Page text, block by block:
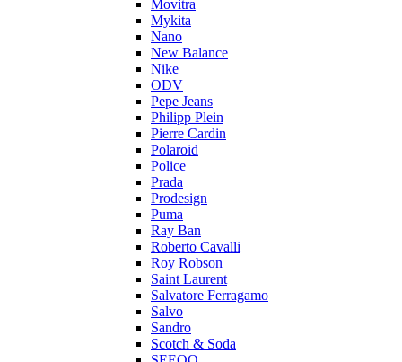
Movitra
Mykita
Nano
New Balance
Nike
ODV
Pepe Jeans
Philipp Plein
Pierre Cardin
Polaroid
Police
Prada
Prodesign
Puma
Ray Ban
Roberto Cavalli
Roy Robson
Saint Laurent
Salvatore Ferragamo
Salvo
Sandro
Scotch & Soda